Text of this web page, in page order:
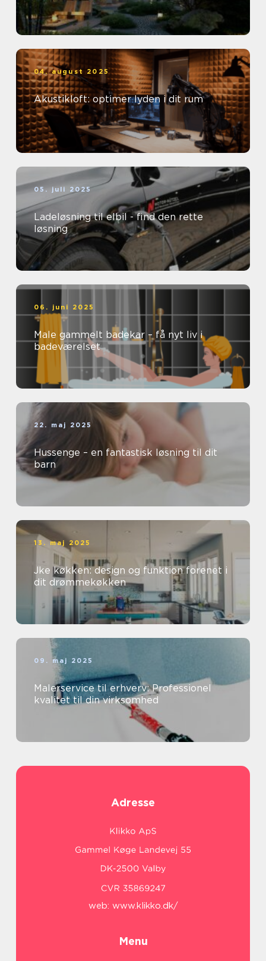
04. august 2025
Akustikloft: optimer lyden i dit rum
05. juli 2025
Ladeløsning til elbil - find den rette
løsning
06. juni 2025
Male gammelt badekar – få nyt liv i
badeværelset
22. maj 2025
Hussenge – en fantastisk løsning til dit
barn
13. maj 2025
Jke køkken: design og funktion forenet i
dit drømmekøkken
09. maj 2025
Malerservice til erhverv: Professionel
kvalitet til din virksomhed
Adresse
web: www.klikko.dk/
Menu